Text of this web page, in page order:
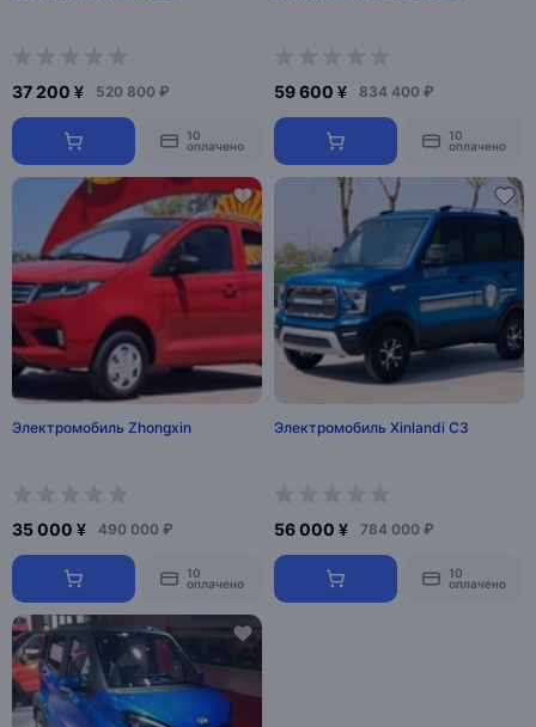
37 200 ¥ 520 800 ₽
10
оплачено
59 600 ¥ 834 400 ₽
10
оплачено
Электромобиль Zhongxin
35 000 ¥ 490 000 ₽
10
оплачено
Электромобиль Xinlandi C3
56 000 ¥ 784 000 ₽
10
оплачено